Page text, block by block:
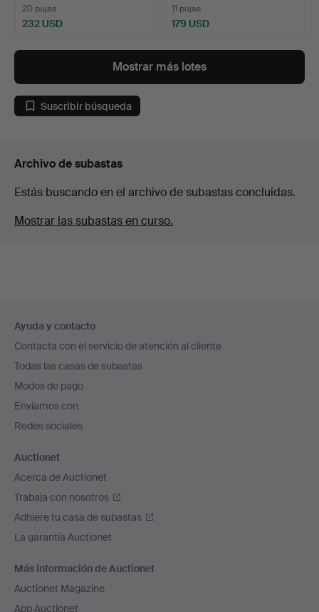
20 pujas
232 USD
11 pujas
179 USD
Mostrar más lotes
Suscribir búsqueda
Archivo de subastas
Estás buscando en el archivo de subastas concluidas.
Mostrar las subastas en curso.
en
el
pie
de
página
Ayuda y contacto
Contacta con el servicio de atención al cliente
Todas las casas de subastas
Modos de pago
Enviamos con
Redes sociales
Auctionet
Acerca de Auctionet
Trabaja con nosotros
Adhiere tu casa de subastas
La garantía Auctionet
Más información de Auctionet
Auctionet Magazine
App Auctionet